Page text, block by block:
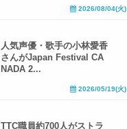
2026/08/04(火)
人気声優・歌手の小林愛香
さんがJapan Festival CA
NADA 2...
2026/05/19(火)
TTC職員約700人がストラ